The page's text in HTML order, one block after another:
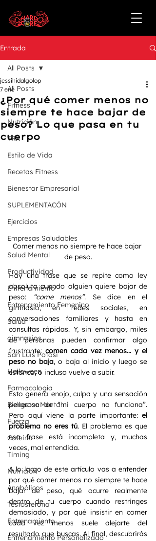
Entrada
All Posts
Fitness
Nutrición
TRX
Estilo de Vida
Recetas Fitness
Bienestar Empresarial
SUPLEMENTACÓN
Ejercicios
Empresas Saludables
Salud Mental
Productividad
Entrenamiento
Entrenamiento Femenino
Salud
gimnasios
San Luis Potosi
Halloween
Farmacología
Bienestar Mental
Fuerza
Cafeina
Timing
Nutrición
Anabólicos
Testosterona
Entrenamiento
Entrenamiento Personalizado
All Posts
¿Por qué comer menos no
siempre te hace bajar de
peso? Lo que pasa en tu
cuerpo
jessihidalgolop
7 ene
Comer menos no siempre te hace bajar
de peso.
Hay una frase que se repite como ley
absoluta cuando alguien quiere bajar de
peso:
“come menos”. Se dice en el
gimnasio, en redes sociales, en
conversaciones familiares y hasta en
consultas rápidas. Y, sin embargo, miles
de personas pueden confirmar algo
frustrante: comen cada vez menos… y el
peso no baja, o baja al inicio y luego se
estanca, o incluso vuelve a subir.
Esto genera enojo, culpa y una sensación
peligrosa de “mi cuerpo no funciona”.
Pero aquí viene la parte importante: el
problema no eres tú. El problema es que
esa frase está incompleta y, muchas
veces, mal entendida.
A lo largo de este artículo vas a entender
por qué comer menos no siempre te hace
bajar de peso, qué ocurre realmente
dentro de tu cuerpo cuando restringes
demasiado, y por qué insistir en comer
cada vez menos suele alejarte del
resultado que buscas. Al final, descubrirás